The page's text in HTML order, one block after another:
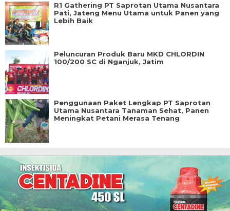
R1 Gathering PT Saprotan Utama Nusantara
Pati, Jateng Menu Utama untuk Panen yang
Lebih Baik
Peluncuran Produk Baru MKD CHLORDIN
100/200 SC di Nganjuk, Jatim
Penggunaan Paket Lengkap PT Saprotan
Utama Nusantara Tanaman Sehat, Panen
Meningkat Petani Merasa Tenang